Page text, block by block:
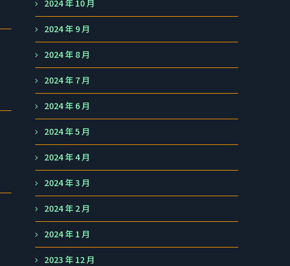
2024 年 10 月
2024 年 9 月
2024 年 8 月
2024 年 7 月
2024 年 6 月
2024 年 5 月
2024 年 4 月
2024 年 3 月
2024 年 2 月
2024 年 1 月
2023 年 12 月